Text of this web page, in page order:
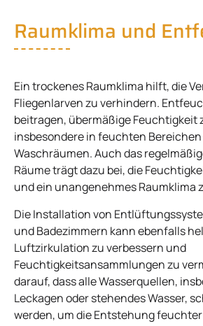
Raumklima und
Ein trockenes Raumklima hilft, die
Fliegenlarven zu verhindern.
beitragen, übermäßige Feuchtigkeit
insbesondere in feuchten
Waschräumen. Auch das
Räume trägt dazu bei, die
und ein unangenehmes Raumklima
Die Installation von
und Badezimmern kann ebenfalls
Luftzirkulation zu verbessern und
Feuchtigkeitsansammlungen zu
darauf, dass alle Wasserquellen,
Leckagen oder stehendes Wasser,
werden, um die Entstehung